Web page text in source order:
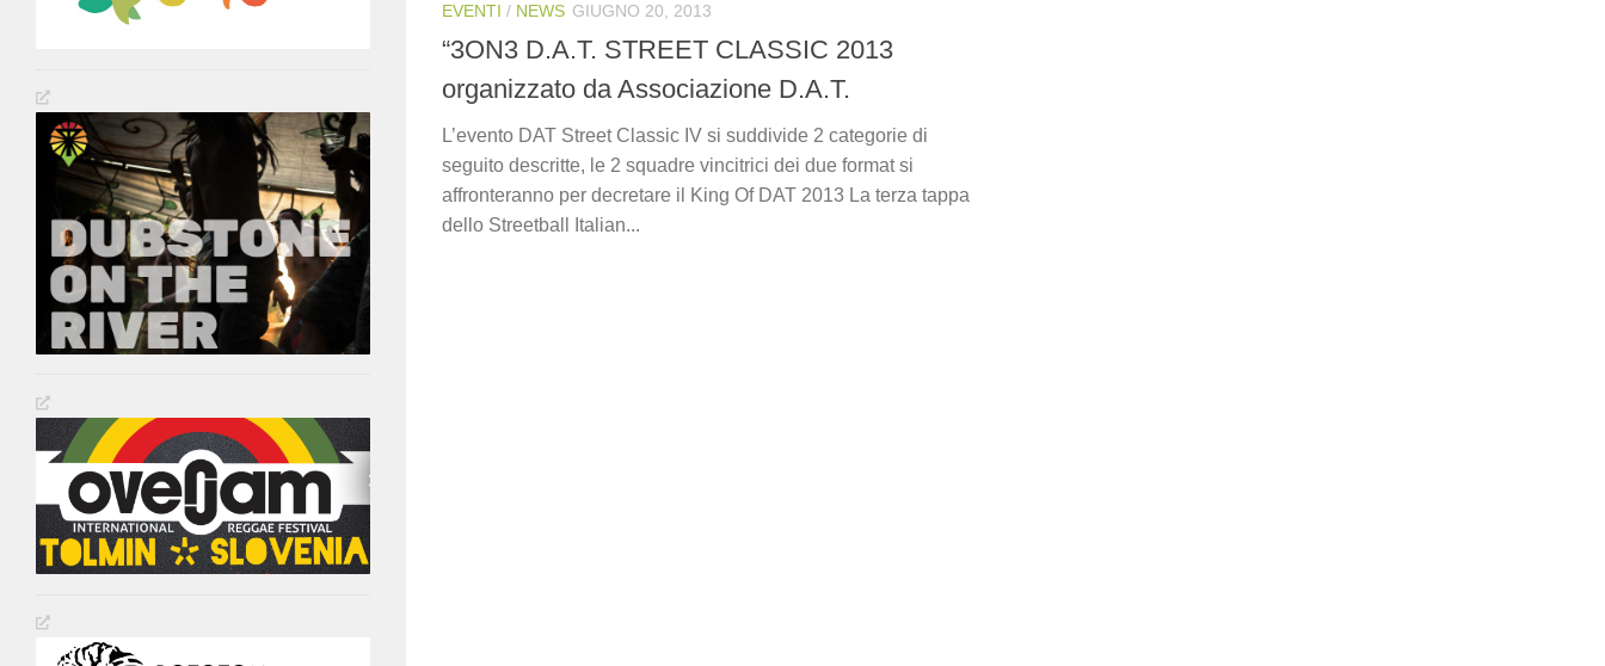
EVENTI / NEWS GIUGNO 20, 2013
“3ON3 D.A.T. STREET CLASSIC 2013
organizzato da Associazione D.A.T.
L’evento DAT Street Classic IV si suddivide 2 categorie di
seguito descritte, le 2 squadre vincitrici dei due format si
affronteranno per decretare il King Of DAT 2013 La terza tappa
dello Streetball Italian...